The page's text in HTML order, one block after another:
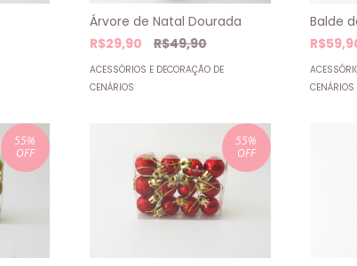
Árvore de Natal Dourada
R$29,90
R$49,90
ACESSÓRIOS E DECORAÇÃO DE
CENÁRIOS
Balde
CENÁRIOS
55%
OFF
55%
OFF